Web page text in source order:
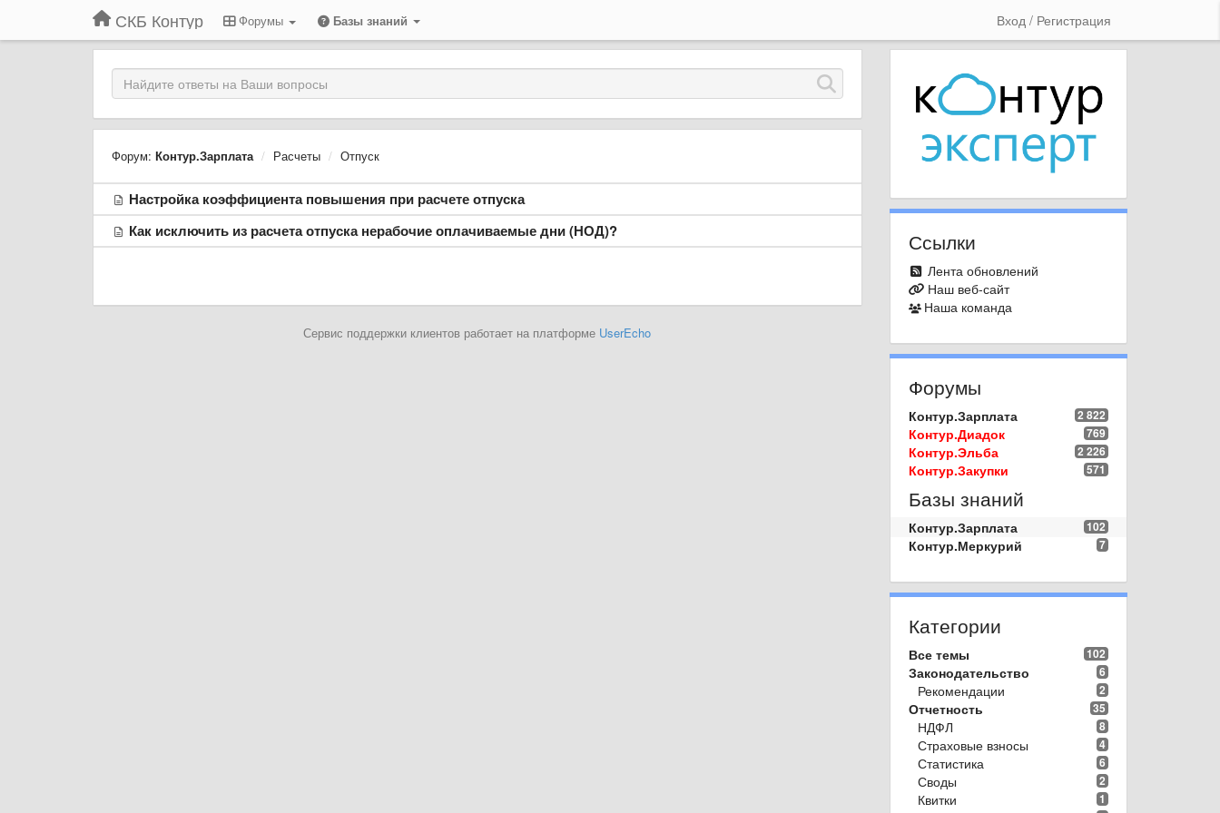
СКБ Контур Форумы Базы знаний Вход / Регистрация
Форум: Контур.Зарплата Расчеты Отпуск
Настройка коэффициента повышения при расчете отпуска
Как исключить из расчета отпуска нерабочие оплачиваемые дни (НОД)?
Сервис поддержки клиентов работает на платформе UserEcho
Ссылки
Лента обновлений
Наш веб-сайт
Наша команда
Форумы
2 822
Контур.Зарплата
769
Контур.Диадок
2 226
Контур.Эльба
571
Контур.Закупки
Базы знаний
102
Контур.Зарплата
7
Контур.Меркурий
Категории
102
Все темы
6
Законодательство
2
Рекомендации
35
Отчетность
8
НДФЛ
4
Страховые взносы
6
Статистика
2
Своды
1
Квитки